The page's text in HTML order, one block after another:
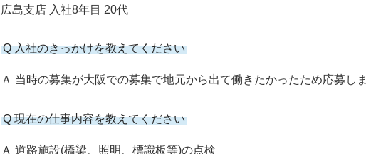
広島支店 入社8年目 20代
Q 入社のきっかけを教えてください
Ａ 当時の募集が大阪での募集で地元から出て働きたかったため応募しま
Q 現在の仕事内容を教えてください
Ａ 道路施設(橋梁、照明、標識板等)の点検